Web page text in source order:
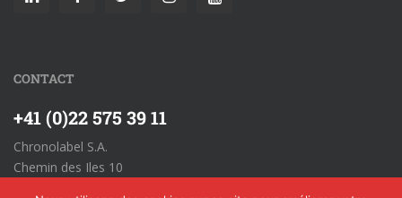
CONTACT
+41 (0)22 575 39 11
Chronolabel S.A.
Chemin des Iles 10